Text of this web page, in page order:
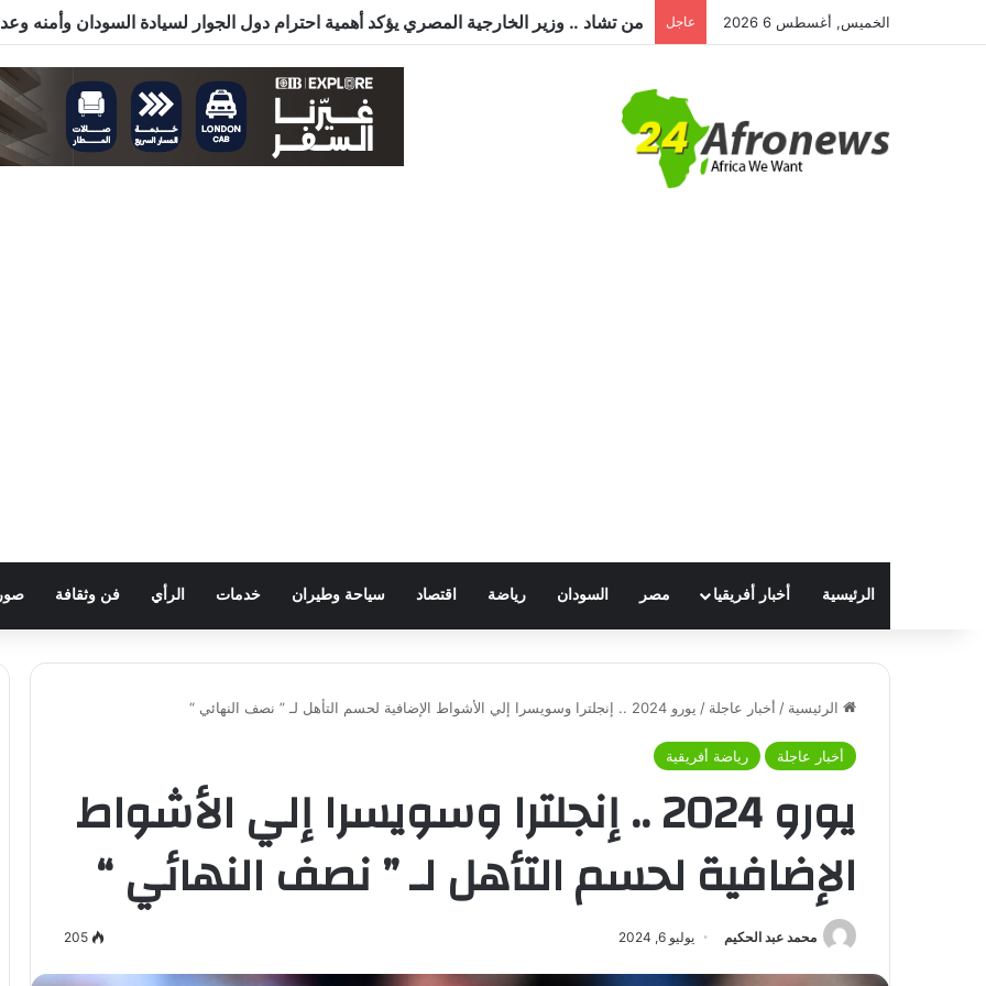
الخميس, أغسطس 6 2026 عاجل
الرئيسية أخبار أفريقيا مصر السودان رياضة اقتصاد سياحة وطيران خدمات الرأي فن وثقافة
الرئيسية / أخبار عاجلة / يورو 2024 .. إنجلترا وسويسرا إلي الأشواط الإضافية لحسم التأهل لـ ” نصف النهائي “
أخبار عاجلة رياضة أفريقية
يورو 2024 .. إنجلترا وسويسرا إلي الأشواط
الإضافية لحسم التأهل لـ ” نصف النهائي “
محمد عبد الحكيم يوليو 6, 2024 205